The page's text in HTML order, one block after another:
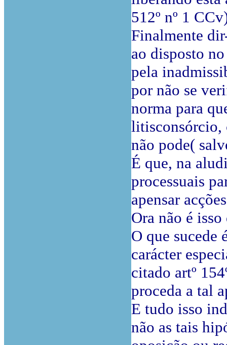
512º nº 1
Finalmente
ao disposto
pela
por não se
norma para
litisconsórcio,
não pode(
É que, na
processuais
apensar
Ora não é isso
O que sucede
carácter
citado artº
proceda a tal
E tudo isso
não as tais